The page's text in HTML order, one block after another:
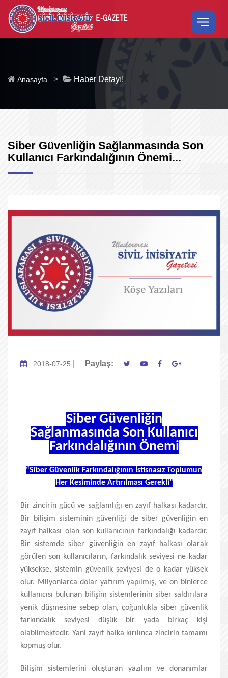
Anasayfa > Haber Detayı!
Siber Güvenliğin Sağlanmasında Son
Kullanıcı Farkındalığının Önemi...
2018-07-25 Paylaş:
Siber Güvenliğin
Sağlanmasında Son Kullanıcı
Farkındalığının Önemi
“Siber Güvenlik Farkındalığının İstisnasız Toplumun
Her Kesiminde Artırılması Gerekli”
Bir zincirin gücü ve sağlamlığı en zayıf halkası kadardır.
Bir bilişim sisteminin güvenliği de siber güvenliğin en
zayıf halkası olan son kullanıcının farkındalığı kadardır.
Bir sistemde siber güvenliğin en zayıf halkası olarak
görülen son kullanıcıların, farkındalık seviyesi ne kadar
yüksekse, sistemin güvenlik seviyesi de o kadar yüksek
olur. Milyonlarca dolar yatırım yapılmış, ve on binlerce
kullanıcısı bulunan bilişim sistemlerinin siber saldırılara
yenik düşmesine sebep olan, çoğunlukla siber güvenlik
farkındalık seviyesi düşük bir yada birkaç kişi
olabilmektedir. Yani zayıf halka kırılınca zincirin tamamı
kopmuş olur.
Bilişim sistemlerini oluşturan yazılım ve donanımlar